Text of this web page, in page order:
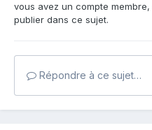
vous avez un compte membre,
publier dans ce sujet.
Répondre à ce sujet…